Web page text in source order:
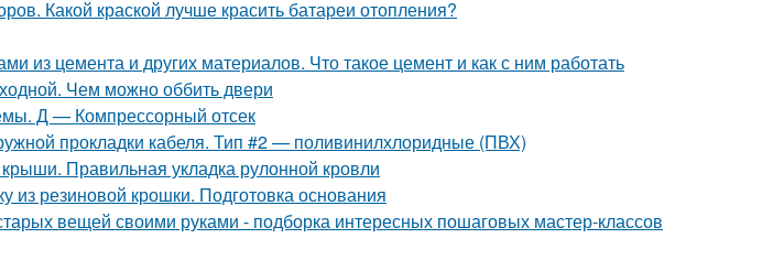
Какой краской лучше красить батареи отопления?
из цемента и других материалов. Что такое цемент и как с ним работать
Чем можно оббить двери
Д — Компрессорный отсек
прокладки кабеля. Тип #2 — поливинилхлоридные (ПВХ)
Правильная укладка рулонной кровли
из резиновой крошки. Подготовка основания
вещей своими руками - подборка интересных пошаговых мастер-классов